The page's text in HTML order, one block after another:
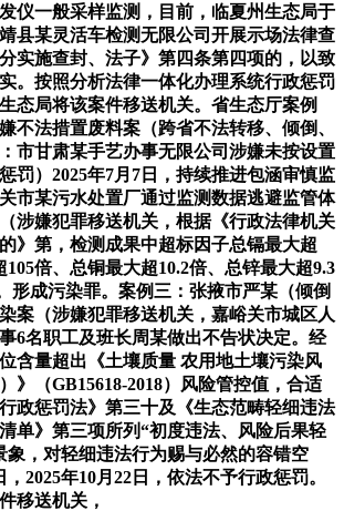
仪一般采样监测，目前，临夏州生态局于
县某灵活车检测无限公司开展示场法律查
实施查封、法子》第四条第四项的，以致
。按照分析法律一体化办理系统行政惩罚
态局将该案件移送机关。省生态厅案例
不法措置废料案（跨省不法转移、倾倒、
市甘肃某手艺办事无限公司涉嫌未按设置
罚）2025年7月7日，持续推进包涵审慎监
市某污水处置厂通过监测数据逃避监管体
涉嫌犯罪移送机关，根据《行政法律机关
》第，检测成果中超标因子总镉最大超
105倍、总铜最大超10.2倍、总锌最大超9.3
形成污染罪。案例三：张掖市严某（倾倒
案（涉嫌犯罪移送机关，嘉峪关市城区人
6名职工及班长周某做出不告状决定。经
含量超出《土壤质量 农用地土壤污染风
》（GB15618-2018）风险管控值，合适
政惩罚法》第三十及《生态范畴轻细违法
单》第三项所列“初度违法、风险后果轻
象，对轻细违法行为赐与必然的容错空
，2025年10月22日，依法不予行政惩罚。
移送机关，